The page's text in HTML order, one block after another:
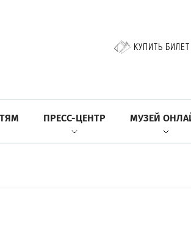
КУПИТЬ БИЛЕТ
ПРЕСС-ЦЕНТР МУЗЕЙ